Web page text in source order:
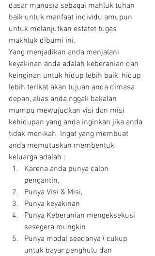
dasar manusia sebagai mahluk tuhan
baik untuk manfaat individu amupun
untuk melanjutkan estafet tugas
makhluk dibumi ini.
Yang menjadikan anda menjalani
keyakinan anda adalah keberanian dan
keinginan untuk hidup lebih baik, hidup
lebih terikat akan tujuan anda dimasa
depan, alias anda nggak bakalan
mampu mewujudkan visi dan misi
kehidupan yang anda inginkan jika anda
tidak menikah. Ingat yang membuat
anda memutuskan membentuk
keluarga adalah :
Karena anda punya calon
pengantin,
Punya Visi & Misi,
Punya keyakinan
Punya Keberanian mengeksekusi
sesegera mungkin
Punya modal seadanya ( cukup
untuk bayar penghulu dan